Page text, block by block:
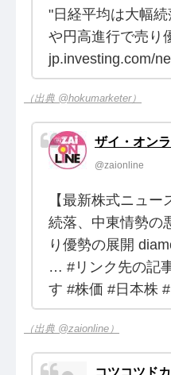
"日経平均は大幅
や円高進行で売り
jp.investing.com/
（出典 @hokumarketer）
ザイ・オン
@zaionline
【最新株式ニュ
続落、中東情勢の
り優勢の展開
… #リンク先の記
す #株価 #日本株
（出典 @zaionline）
コツコツド